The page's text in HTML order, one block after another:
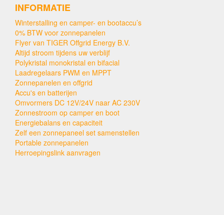
INFORMATIE
Winterstalling en camper- en bootaccu’s
0% BTW voor zonnepanelen
Flyer van TIGER Offgrid Energy B.V.
Altijd stroom tijdens uw verblijf
Polykristal monokristal en bifacial
Laadregelaars PWM en MPPT
Zonnepanelen en offgrid
Accu's en batterijen
Omvormers DC 12V/24V naar AC 230V
Zonnestroom op camper en boot
Energiebalans en capaciteit
Zelf een zonnepaneel set samenstellen
Portable zonnepanelen
Herroepingslink aanvragen